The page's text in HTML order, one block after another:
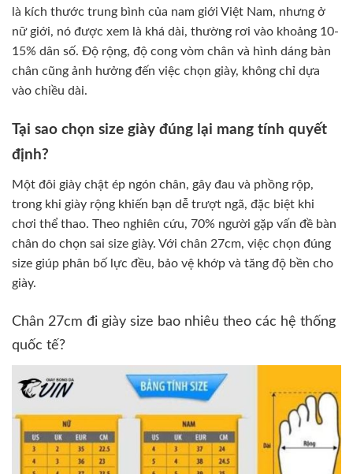
là kích thước trung bình của nam giới Việt Nam, nhưng ở
nữ giới, nó được xem là khá dài, thường rơi vào khoảng 10-
15% dân số. Độ rộng, độ cong vòm chân và hình dáng bàn
chân cũng ảnh hưởng đến việc chọn giày, không chỉ dựa
vào chiều dài.
Tại sao chọn size giày đúng lại mang tính quyết
định?
Một đôi giày chật ép ngón chân, gây đau và phồng rộp,
trong khi giày rộng khiến bạn dễ trượt ngã, đặc biệt khi
chơi thể thao. Theo nghiên cứu, 70% người gặp vấn đề bàn
chân do chọn sai size giày. Với chân 27cm, việc chọn đúng
size giúp phân bố lực đều, bảo vệ khớp và tăng độ bền cho
giày.
Chân 27cm đi giày size bao nhiêu theo các hệ thống
quốc tế?